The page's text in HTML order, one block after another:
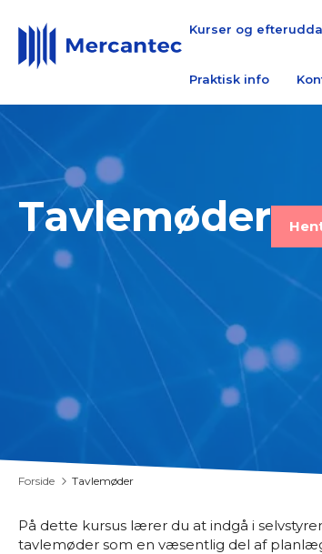
Kurser og
Praktisk info
Tavlemøder
Forside Tavlemøder
På dette kursus lærer du at indgå i
tavlemøder som en væsentlig del af